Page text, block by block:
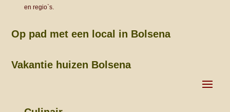
en regio`s.
Op pad met een local in Bolsena
Vakantie huizen Bolsena